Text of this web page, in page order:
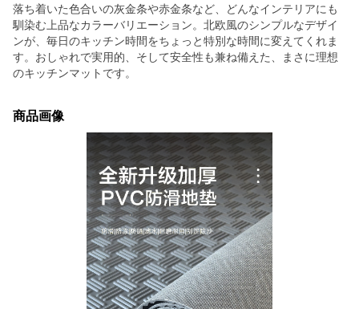
落ち着いた色合いの灰金条や赤金条など、どんなインテリアにも
馴染む上品なカラーバリエーション。北欧風のシンプルなデザイ
ンが、毎日のキッチン時間をちょっと特別な時間に変えてくれま
す。おしゃれで実用的、そして安全性も兼ね備えた、まさに理想
のキッチンマットです。
商品画像